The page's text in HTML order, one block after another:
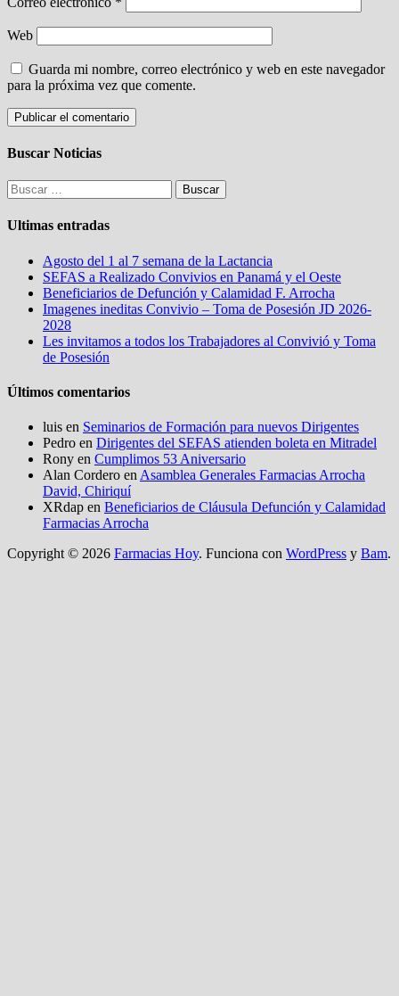
Web
Guarda mi nombre, correo electrónico y web en este navegador
para la próxima vez que comente.
Buscar Noticias
Buscar:
Ultimas entradas
Agosto del 1 al 7 semana de la Lactancia
SEFAS a Realizado Convivios en Panamá y el Oeste
Beneficiarios de Defunción y Calamidad F. Arrocha
Imagenes ineditas Convivio – Toma de Posesión JD 2026-
2028
Les invitamos a todos los Trabajadores al Convivió y Toma
de Posesión
Últimos comentarios
luis en Seminarios de Formación para nuevos Dirigentes
Pedro en Dirigentes del SEFAS atienden boleta en Mitradel
Rony en Cumplimos 53 Aniversario
Alan Cordero en Asamblea Generales Farmacias Arrocha
David, Chiriquí
XRdap en Beneficiarios de Cláusula Defunción y Calamidad
Farmacias Arrocha
Copyright © 2026 Farmacias Hoy. Funciona con WordPress y Bam.